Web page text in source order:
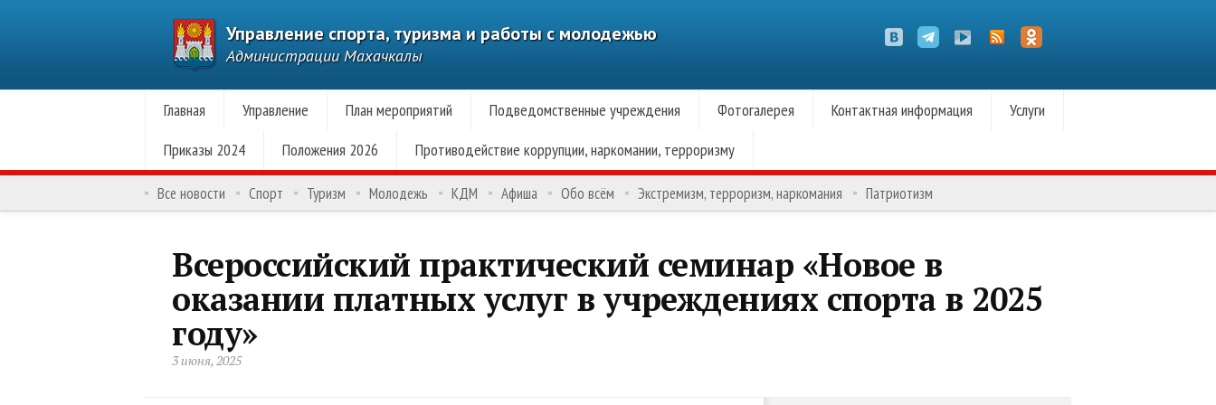
Управление спорта, туризма и работы с молодежью
Администрации Махачкалы
Главная Управление План мероприятий Подведомственные учреждения Фотогалерея Контактная информация
Услуги
Приказы 2024
Положения 2026 Противодействие коррупции, наркомании, терроризму
Все новости Спорт Туризм Молодежь КДМ Афиша Обо всём Экстремизм, терроризм, наркомания Патриотизм
Всероссийский практический семинар «Новое в
оказании платных услуг в учреждениях спорта в 2025
году»
3 июня, 2025